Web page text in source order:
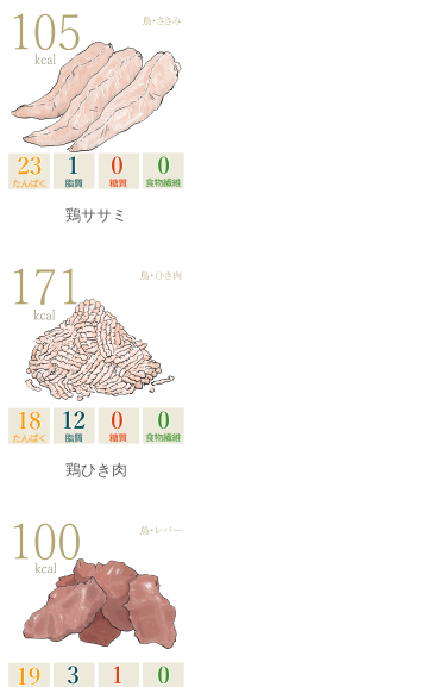
鶏ササミ
鶏ひき肉